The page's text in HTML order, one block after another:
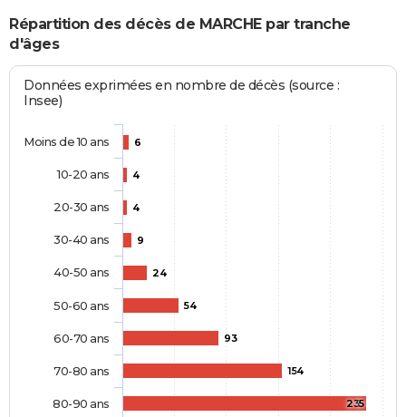
Répartition des décès de MARCHE par tranche
d'âges
Données exprimées en nombre de décès (source :
Insee)
6
4
4
9
24
54
93
154
235
Moins de 10 ans
10-20 ans
20-30 ans
30-40 ans
40-50 ans
50-60 ans
60-70 ans
70-80 ans
80-90 ans